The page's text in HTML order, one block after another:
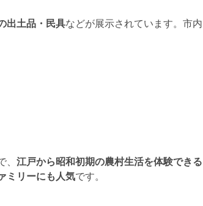
出土品・民具などが展示されています。市内
江戸から昭和初期の農村生活を体験できる
ミリーにも人気です。